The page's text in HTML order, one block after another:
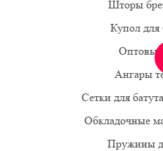
Купол для
Оптовые
Ангары
Сетки для
Обкладочные
Пружины